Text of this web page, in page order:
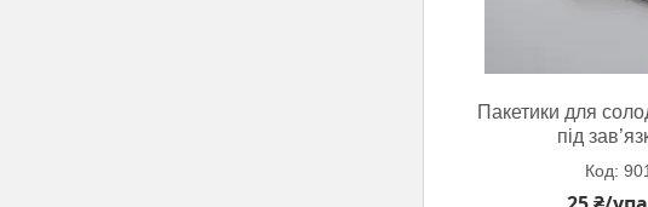
Пакетики для
під